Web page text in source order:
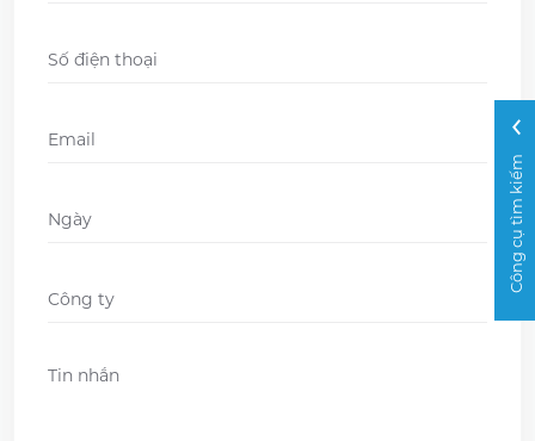
Phone
Email
Ngày
YYYY
Company
Message
Công cụ tìm kiếm